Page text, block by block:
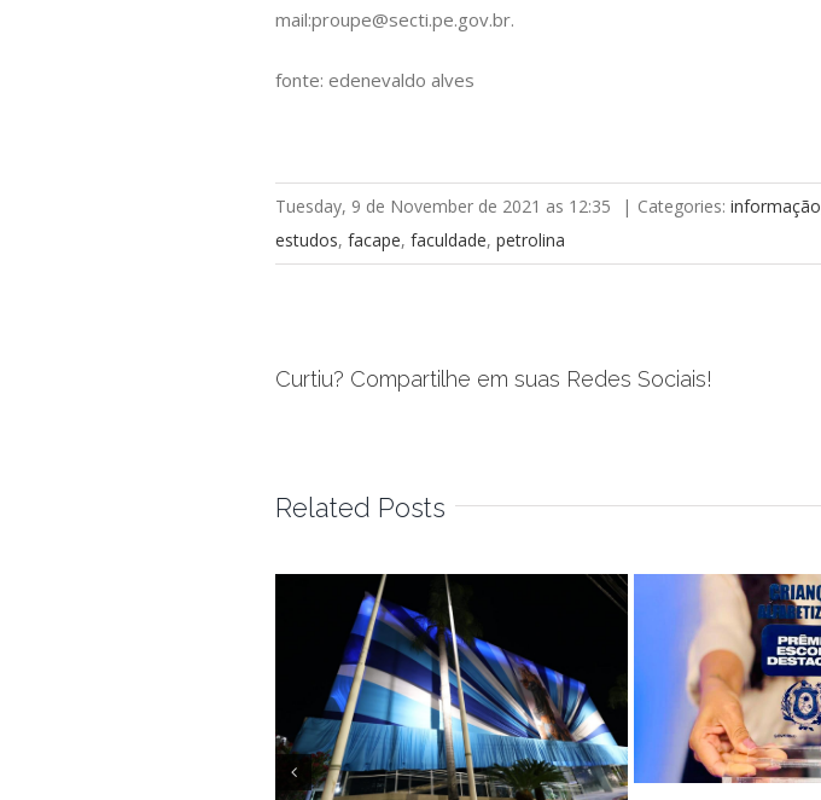
mail:proupe@secti.pe.gov.br.
fonte: edenevaldo alves
Tuesday, 9 de November de 2021 as 12:35 | Categories:informação
estudos,facape,faculdade,petrolina
Curtiu? Compartilhe em suas Redes Sociais!
Related Posts